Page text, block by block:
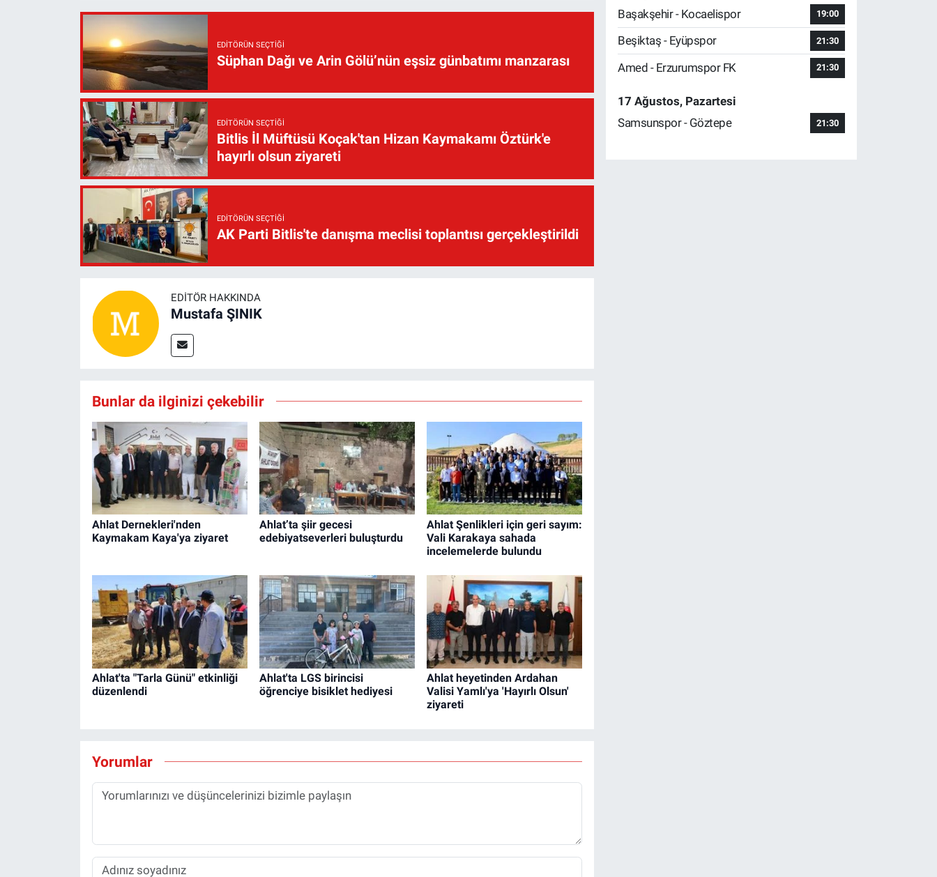
EDITÖRÜN SEÇTIĞI
Süphan Dağı ve Arin Gölü’nün eşsiz günbatımı manzarası
EDITÖRÜN SEÇTIĞI
Bitlis İl Müftüsü Koçak'tan Hizan Kaymakamı Öztürk'e
hayırlı olsun ziyareti
EDITÖRÜN SEÇTIĞI
AK Parti Bitlis'te danışma meclisi toplantısı gerçekleştirildi
EDITÖR HAKKINDA
Mustafa ŞINIK
Bunlar da ilginizi çekebilir
Ahlat Dernekleri'nden
Kaymakam Kaya'ya ziyaret
Ahlat’ta şiir gecesi
edebiyatseverleri buluşturdu
Ahlat Şenlikleri için geri sayım:
Vali Karakaya sahada
incelemelerde bulundu
Ahlat'ta "Tarla Günü" etkinliği
düzenlendi
Ahlat'ta LGS birincisi
öğrenciye bisiklet hediyesi
Ahlat heyetinden Ardahan
Valisi Yamlı'ya 'Hayırlı Olsun'
ziyareti
Yorumlar
Başakşehir - Kocaelispor
19:00
Beşiktaş - Eyüpspor 21:30
Amed - Erzurumspor FK 21:30
17 Ağustos, Pazartesi
Samsunspor - Göztepe
21:30